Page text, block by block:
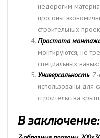
недорогим
прогоны
строительных
Простота
монтируются, не
специальных
Универсальность:
использованы для
строительства
В заключение: